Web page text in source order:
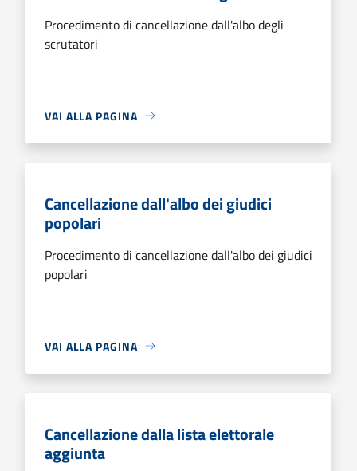
Procedimento di cancellazione dall'albo degli
scrutatori
VAI ALLA PAGINA
Cancellazione dall'albo dei giudici
popolari
Procedimento di cancellazione dall'albo dei giudici
popolari
VAI ALLA PAGINA
Cancellazione dalla lista elettorale
aggiunta